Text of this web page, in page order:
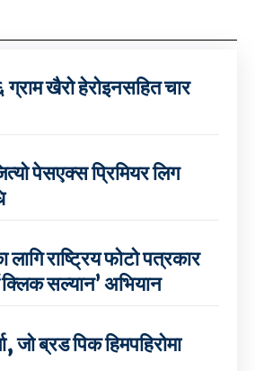
खैरो हेरोइनसहित चार
पेसएक्स प्रिमियर लिग
लागि राष्ट्रिय फोटो पत्रकार
सल्यान’ अभियान
जो ब्रड पिक हिमपहिरोमा